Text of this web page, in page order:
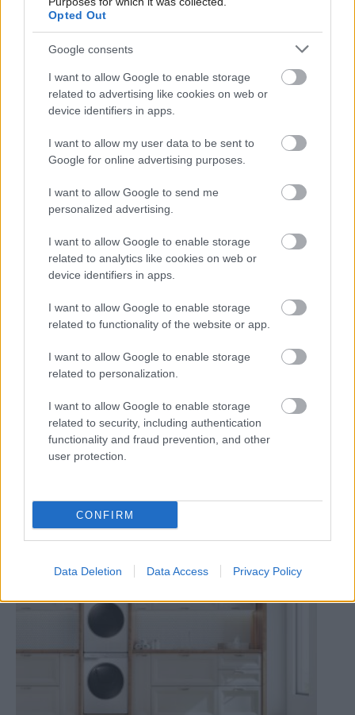
Opted Out
Google consents
I want to allow Google to enable storage
related to advertising like cookies on web or
device identifiers in apps.
I want to allow my user data to be sent to
Google for online advertising purposes.
I want to allow Google to send me
personalized advertising.
I want to allow Google to enable storage
related to analytics like cookies on web or
device identifiers in apps.
I want to allow Google to enable storage
related to functionality of the website or app.
I want to allow Google to enable storage
related to personalization.
I want to allow Google to enable storage
related to security, including authentication
functionality and fraud prevention, and other
user protection.
CONFIRM
Data Deletion Data Access Privacy Policy
SuperDrum Series 9 – revolúcia v starostlivosti
o bielizeň. Haier predstavuje najväčšiu slim
práčku so sušičkou na trhu
Ticho nadovšetko. Nové najtichšie prémiové
práčky a sušičky Whirlpool Supreme Silence
Perte, sušte, neplytvajte – a získajte až 360